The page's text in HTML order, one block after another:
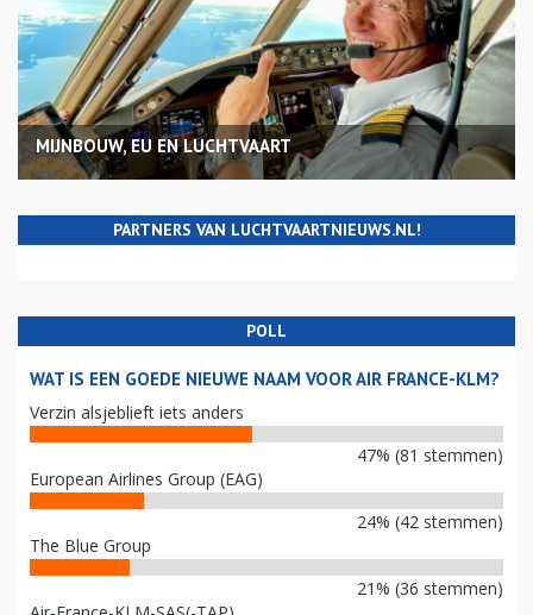
MIJNBOUW, EU EN LUCHTVAART
PARTNERS VAN LUCHTVAARTNIEUWS.NL!
POLL
WAT IS EEN GOEDE NIEUWE NAAM VOOR AIR FRANCE-KLM?
Verzin alsjeblieft iets anders
47% (81 stemmen)
European Airlines Group (EAG)
24% (42 stemmen)
The Blue Group
21% (36 stemmen)